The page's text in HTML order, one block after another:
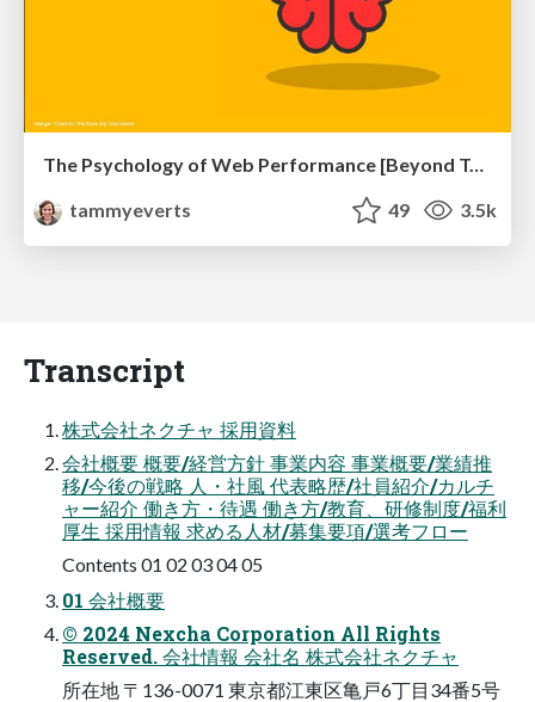
The Psychology of Web Performance [Beyond Tellerrand 2023]
tammyeverts
49 3.5k
Transcript
株式会社ネクチャ 採用資料
会社概要 概要/経営方針 事業内容 事業概要/業績推
移/今後の戦略 人・社風 代表略歴/社員紹介/カルチ
ャー紹介 働き方・待遇 働き方/教育、研修制度/福利
厚生 採用情報 求める人材/募集要項/選考フロー
Contents 01 02 03 04 05
01 会社概要
© 2024 Nexcha Corporation All Rights
Reserved. 会社情報 会社名 株式会社ネクチャ
所在地 〒136-0071 東京都江東区亀戸6丁目34番5号